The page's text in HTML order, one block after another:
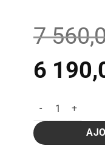
7
Le
prix
initial
6
quantité de